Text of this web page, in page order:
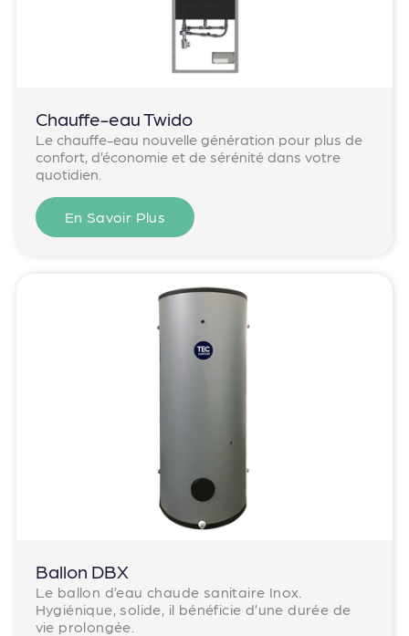
Chauffe-eau Twido
Le chauffe-eau nouvelle génération pour plus de
confort, d’économie et de sérénité dans votre
quotidien.
En Savoir Plus
Ballon DBX
Le ballon d’eau chaude sanitaire Inox.
Hygiénique, solide, il bénéficie d’une durée de
vie prolongée.